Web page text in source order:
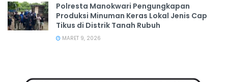
Polresta Manokwari Pengungkapan
Produksi Minuman Keras Lokal Jenis Cap
Tikus di Distrik Tanah Rubuh
MARET 9, 2026